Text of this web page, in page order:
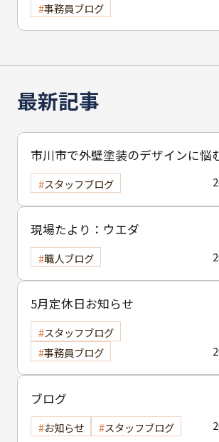
最新記事
市川市で外壁塗装のデザインに悩
｜ 色選びの失敗を防ぐポイント
スタッフブログ
現場たより：ウエダ
職人ブログ
5月定休日お知らせ
スタッフブログ
事務員ブログ
ブログ
お知らせ スタッフブログ
事務員ブログ